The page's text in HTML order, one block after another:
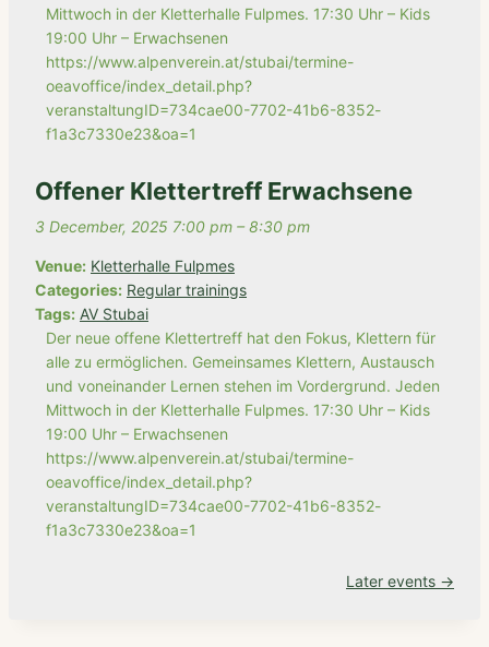
Mittwoch in der Kletterhalle Fulpmes. 17:30 Uhr – Kids
19:00 Uhr – Erwachsenen
https://www.alpenverein.at/stubai/termine-
oeavoffice/index_detail.php?
veranstaltungID=734cae00-7702-41b6-8352-
f1a3c7330e23&oa=1
Offener Klettertreff Erwachsene
3 December, 2025 7:00 pm –8:30 pm
Venue: Kletterhalle Fulpmes
Categories: Regular trainings
Tags: AV Stubai
Der neue offene Klettertreff hat den Fokus, Klettern für
alle zu ermöglichen. Gemeinsames Klettern, Austausch
und voneinander Lernen stehen im Vordergrund. Jeden
Mittwoch in der Kletterhalle Fulpmes. 17:30 Uhr – Kids
19:00 Uhr – Erwachsenen
https://www.alpenverein.at/stubai/termine-
oeavoffice/index_detail.php?
veranstaltungID=734cae00-7702-41b6-8352-
f1a3c7330e23&oa=1
Later events →